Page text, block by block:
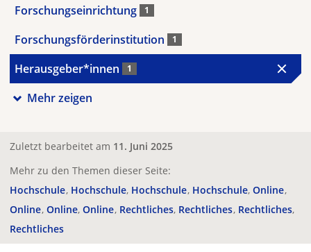
Forschungseinrichtung 1
Forschungsförderinstitution 1
Herausgeber*innen 1
Mehr zeigen
Zuletzt bearbeitet am 11. Juni 2025
Mehr zu den Themen dieser Seite:
Hochschule Hochschule Hochschule Hochschule Online
Online Online Online Rechtliches Rechtliches Rechtliches
Rechtliches